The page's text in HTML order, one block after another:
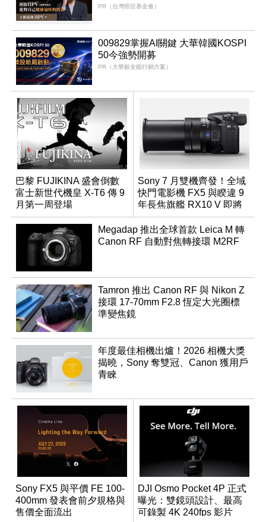
PR（台灣癌症基金會）
009829掌握AI關鍵 大華韓國KOSPI
50今強勢開募
PR（大華銀全能行銷方案）
巴黎 FUJIKINA 盛會倒數
富士新世代機皇 X-T6 傳 9
月第一周登場
Sony 7 月雙機齊發！全域
快門電影機 FX5 與睽違 9
年長焦旗艦 RX10 V 即將
登場
Megadap 推出全球首款 Leica M 轉
Canon RF 自動對焦轉接環 M2RF
Tamron 推出 Canon RF 與 Nikon Z
接環 17-70mm F2.8 恆定大光圈標
準變焦鏡
年度最佳相機出爐！2026 相機大獎
揭曉，Sony 奪雙冠、Canon 獲用戶
青睞
Sony FX5 與平價 FE 100-
400mm 發表會前夕規格與
售價全面流出
DJI Osmo Pocket 4P 正式
曝光：雙鏡頭設計、最高
可錄製 4K 240fps 影片